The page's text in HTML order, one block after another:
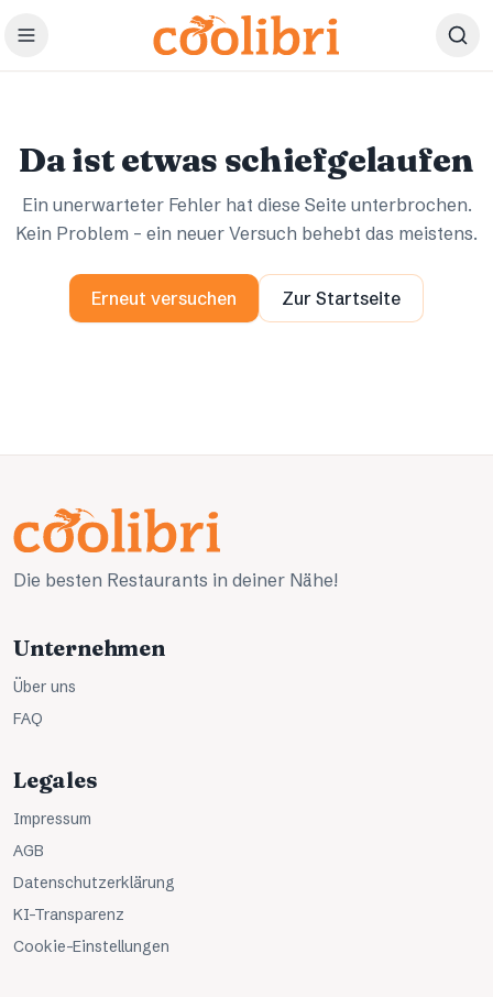
Zum Hauptinhalt springen
Da ist etwas schiefgelaufen
Ein unerwarteter Fehler hat diese Seite unterbrochen.
Kein Problem – ein neuer Versuch behebt das meistens.
Erneut versuchen Zur Startseite
Die besten Restaurants in deiner Nähe!
Unternehmen
Über uns
FAQ
Legales
Impressum
AGB
Datenschutzerklärung
KI-Transparenz
Cookie-Einstellungen